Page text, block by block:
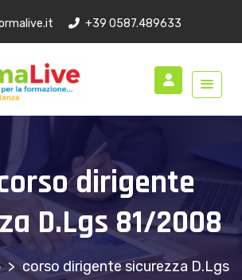
+39 0587.489633
dirigente
D.Lgs 81/2008
> corso dirigente sicurezza D.Lgs